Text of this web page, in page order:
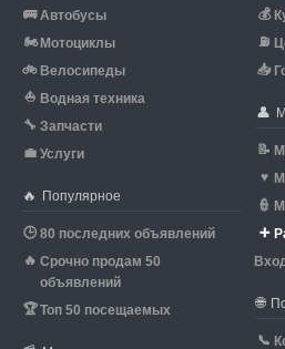
🚌 Автобусы
🏍 Мотоциклы
🚲 Велосипеды
⛵ Водная техника
🔧 Запчасти
💼 Услуги
🔥 Популярное
🕒 80 последних объявлений
🔥 Срочно продам 50
объявлений
🏆Топ 50 посещаемых
💰
⛽
📥
👤
📝
♥
👮
➕
🌐
📞